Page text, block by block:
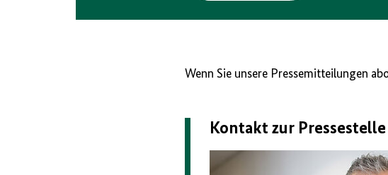
Wenn Sie unsere Pressemitteilungen
Kontakt zur Pressestelle